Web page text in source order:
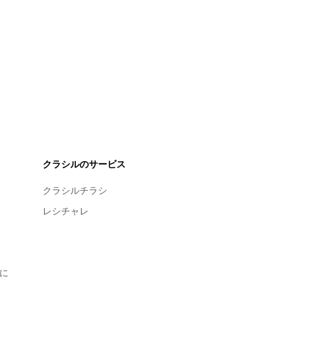
クラシルのサービス
クラシルチラシ
レシチャレ